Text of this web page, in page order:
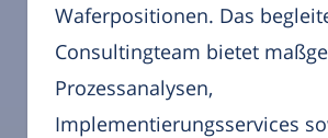
Waferpositionen. Das
Consultingteam bietet
Prozessanalysen,
Implementierungsservices